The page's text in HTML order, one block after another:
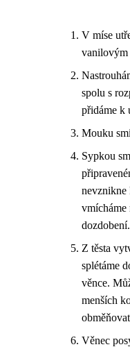
V míse
vanilovým
spolu s
přidáme k
Mouku
Sypkou
nevznikne
vmícháme
dozdobení.
Z těsta
splétáme
věnce.
menších
Věnec